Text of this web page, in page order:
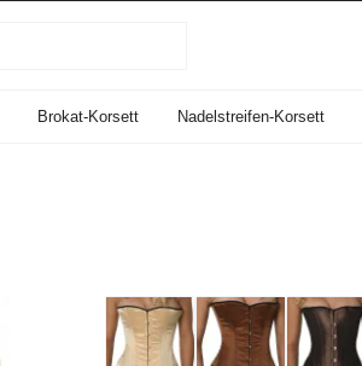
Brokat-Korsett Nadelstreifen-Korsett